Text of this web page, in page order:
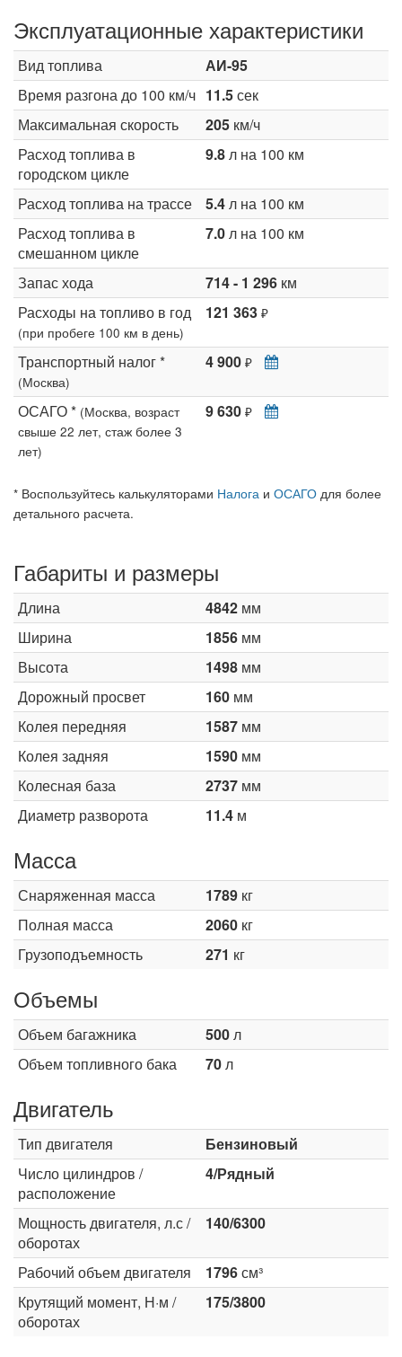
Эксплуатационные характеристики
Вид топлива
АИ-95
Время разгона до 100 км/ч 11.5сек
Максимальная скорость
205 км/ч
Расход топлива в
городском цикле
9.8л на 100 км
Расход топлива на трассе 5.4л на 100 км
Расход топлива в
смешанном цикле
7.0л на 100 км
Запас хода 714 - 1 296 км
Расходы на топливо в год
(при пробеге 100 км в день)
121 363 ₽
Транспортный налог *
(Москва)
4 900 ₽
ОСАГО * (Москва, возраст
свыше 22 лет, стаж более 3
лет)
9 630 ₽
* Воспользуйтесь калькуляторами Налога и ОСАГО для более
детального расчета.
Габариты и размеры
Длина 4842 мм
Ширина
1856 мм
Высота
1498 мм
Дорожный просвет
160 мм
Колея передняя
1587 мм
Колея задняя
1590 мм
Колесная база
2737 мм
Диаметр разворота
11.4 м
Масса
Снаряженная масса 1789 кг
Полная масса
2060 кг
Грузоподъемность
271 кг
Объемы
Объем багажника 500л
Объем топливного бака
70л
Двигатель
Тип двигателя
Бензиновый
Число цилиндров /
расположение
4/Рядный
Мощность двигателя, л.с /
оборотах
140/6300
Рабочий объем двигателя 1796см³
Крутящий момент, Н·м /
оборотах
175/3800